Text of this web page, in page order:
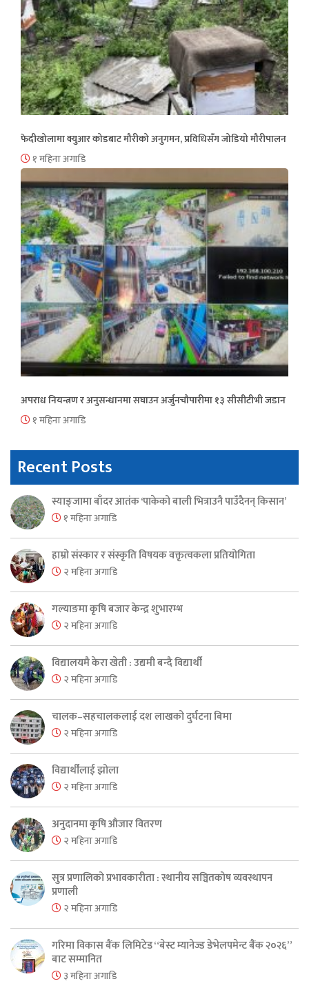
फेदीखोलामा क्युआर कोडबाट मौरीको अनुगमन, प्रविधिसँग जोडियो मौरीपालन
१ महिना अगाडि
अपराध नियन्त्रण र अनुसन्धानमा सघाउन अर्जुनचौपारीमा १३ सीसीटीभी जडान
१ महिना अगाडि
Recent Posts
स्याङ्जामा बाँदर आतंक ‘पाकेको बाली भित्राउनै पाउँदैनन् किसान’
१ महिना अगाडि
हाम्रो संस्कार र संस्कृति विषयक वक्तृत्वकला प्रतियोगिता
२ महिना अगाडि
गल्याङमा कृषि बजार केन्द्र शुभारम्भ
२ महिना अगाडि
विद्यालयमै केरा खेती : उद्यमी बन्दै विद्यार्थी
२ महिना अगाडि
चालक–सहचालकलाई दश लाखको दुर्घटना बिमा
२ महिना अगाडि
विद्यार्थीलाई झोला
२ महिना अगाडि
अनुदानमा कृषि औजार वितरण
२ महिना अगाडि
सुत्र प्रणालिको प्रभावकारीता : स्थानीय सञ्चितकोष व्यवस्थापन
प्रणाली
२ महिना अगाडि
गरिमा विकास बैंक लिमिटेड “बेस्ट म्यानेज्ड डेभेलपमेन्ट बैंक २०२६”
बाट सम्मानित
३ महिना अगाडि